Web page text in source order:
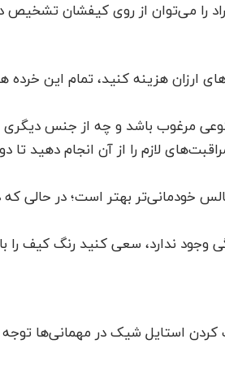
را می‌توان از روی کیفشان تشخیص
ارزان هزینه کنید، تمام این خرده
مرغوب باشد و چه از جنس
لازم را از آن انجام دهید
خودمانی‌تر بهتر است؛ در حالی
ندارد، سعی کنید رنگ کیف را
استایل شیک در مهمانی‌ها